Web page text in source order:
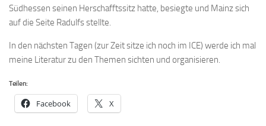
Südhessen seinen Herschafftssitz hatte, besiegte und Mainz sich
auf die Seite Radulfs stellte.
In den nächsten Tagen (zur Zeit sitze ich noch im ICE) werde ich mal
meine Literatur zu den Themen sichten und organisieren.
Teilen:
Facebook X